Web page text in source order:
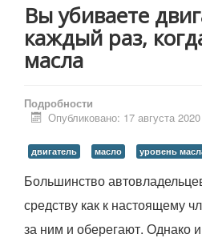
Вы убиваете
каждый раз,
масла
Подробности
Опубликовано: 17 августа 2020
двигатель масло уровень
Большинство
средству как к настоящему
за ним и оберегают. Однако